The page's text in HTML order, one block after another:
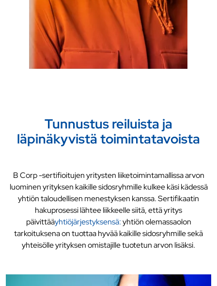
Tunnustus reiluista ja
läpinäkyvistä toimintatavoista
B Corp -sertifioitujen yritysten liiketoimintamallissa arvon
luominen yrityksen kaikille sidosryhmille kulkee käsi kädessä
yhtiön taloudellisen menestyksen kanssa. Sertifikaatin
hakuprosessi lähtee liikkeelle siitä, että yritys
päivittääyhtiöjärjestyksensä:yhtiön olemassaolon
tarkoituksena on tuottaa hyvää kaikille sidosryhmille sekä
yhteisölle yrityksen omistajille tuotetun arvon lisäksi.